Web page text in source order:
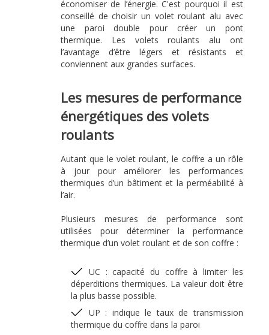
économiser de l’énergie. C'est pourquoi il est
conseillé de choisir un volet roulant alu avec
une paroi double pour créer un pont
thermique. Les volets roulants alu ont
l’avantage d’être légers et résistants et
conviennent aux grandes surfaces.
Les mesures de performance
énergétiques des volets
roulants
Autant que le volet roulant, le coffre a un rôle
à jour pour améliorer les performances
thermiques d’un bâtiment et la perméabilité à
l’air.
Plusieurs mesures de performance sont
utilisées pour déterminer la performance
thermique d’un volet roulant et de son coffre :
UC : capacité du coffre à limiter les
déperditions thermiques. La valeur doit être
la plus basse possible.
UP : indique le taux de transmission
thermique du coffre dans la paroi